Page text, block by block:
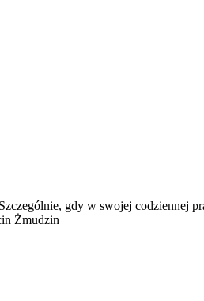
gdy w swojej codziennej
Żmudzin